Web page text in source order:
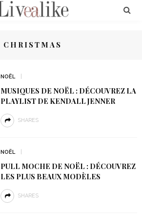
CHRISTMAS
NOËL
MUSIQUES DE NOËL : DÉCOUVREZ LA
PLAYLIST DE KENDALL JENNER
SHARES
NOËL
PULL MOCHE DE NOËL : DÉCOUVREZ
LES PLUS BEAUX MODÈLES
SHARES